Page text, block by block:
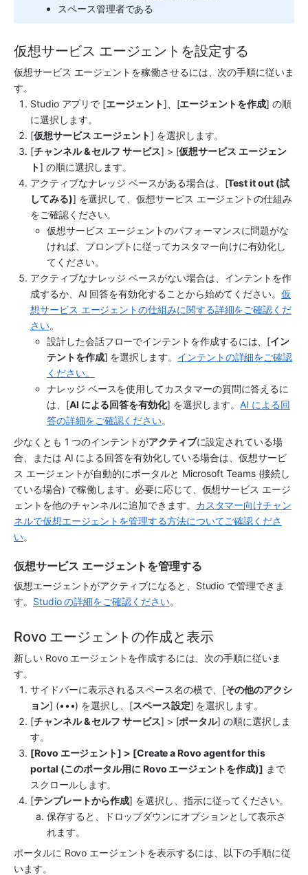
スペース管理者である
仮想サービス エージェントを設定する
仮想サービス エージェント を稼働させるには、次の手順に従いま
す。
Studio アプリで [エージェント]、[エージェントを作成] の順
に選択します。
[仮想サービス エージェント] を選択します。
[チャンネル & セルフ サービス] > [仮想サービス エージェン
ト] の順に選択します。
アクティブなナレッジ ベースがある場合は、[Test it out (試
してみる)] を選択して、仮想サービス エージェントの仕組み
をご確認ください。
仮想サービス エージェントのパフォーマンスに問題がな
ければ、プロンプトに従ってカスタマー向けに有効化し
てください。
アクティブなナレッジ ベースがない場合は、インテントを作
成するか、 AI 回答を有効化することから始めてください。仮
想サービス エージェントの仕組みに関する詳細をご確認くだ
さい。
設計した会話フローでインテント を作成するには、[イン
テントを作成] を選択します。 インテントの詳細をご確認
ください。
ナレッジ ベースを使用してカスタマーの質問に答えるに
は、[AI による回答を有効化] を選択します。AI による回
答の詳細をご確認ください。
少なくとも 1 つのインテントがアクティブに設定されている場
合、または AI による回答を有効化している場合は、仮想サービ
ス エージェントが自動的にポータルと Microsoft Teams (接続し
ている場合) で稼働します。必要に応じて、仮想サービス エージ
ェントを他のチャンネルに追加できます。 カスタマー向けチャン
ネルで仮想エージェントを管理する方法についてご確認くださ
い。
仮想サービス エージェントを管理する
仮想エージェントがアクティブになると、Studio で管理できま
す。 Studio の詳細をご確認ください。
Rovo エージェントの作成と表示
新しい Rovo エージェントを作成するには、次の手順に従いま
す。
サイドバーに表示されるスペース名の横で、[その他のアクシ
ョン] (•••) を選択し、[スペース設定] を選択します。
[チャンネル & セルフ サービス] > [ポータル] の順に選択しま
す。
[Rovo エージェント] > [Create a Rovo agent for this
portal (このポータル用に Rovo エージェントを作成)] まで
スクロールします。
[テンプレートから作成] を選択し、指示に従ってください。
保存すると、ドロップダウンにオプションとして表示さ
れます。
ポータルに Rovo エージェントを表示するには、以下の手順に従
います。